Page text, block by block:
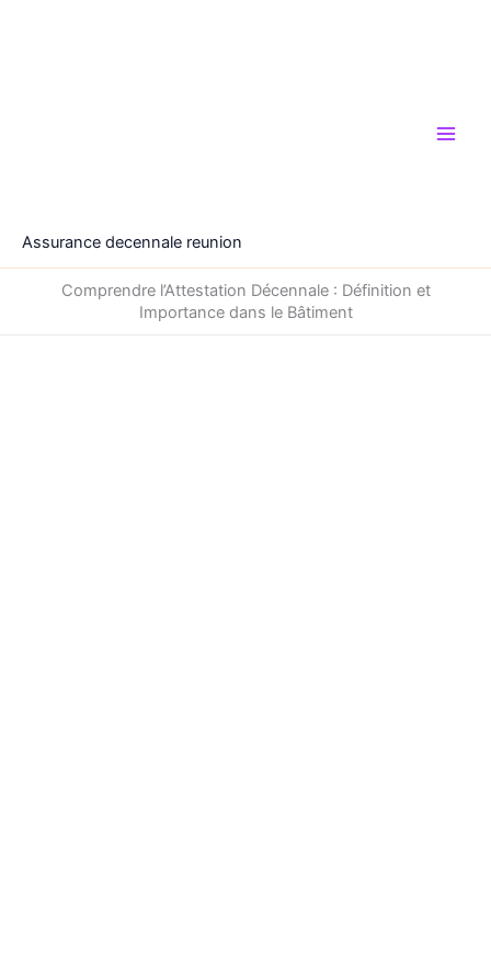
Assurance decennale reunion
Comprendre l’Attestation Décennale : Définition et
Importance dans le Bâtiment